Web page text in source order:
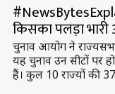
किसका पलड़ा
चुनाव आयोग ने
यह चुनाव उन सीटों पर
हैं। कुल 10 राज्यों की 37